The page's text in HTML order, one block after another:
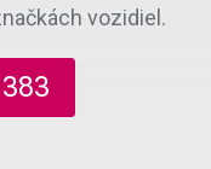
vozidiel.